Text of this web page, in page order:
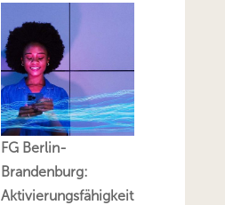
FG Berlin-
Brandenburg:
Aktivierungsfähigkeit